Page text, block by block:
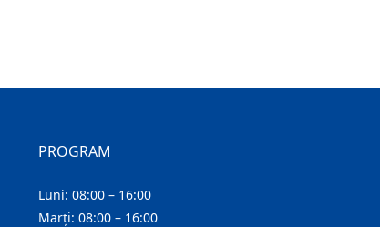
PROGRAM
Luni: 08:00 – 16:00
Marți: 08:00 – 16:00